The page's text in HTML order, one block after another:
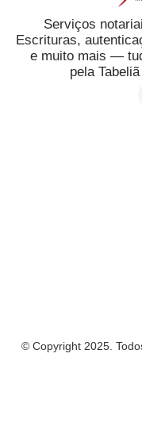
Serviços
Escrituras,
e muito mais —
pela
© Copyright 2025.